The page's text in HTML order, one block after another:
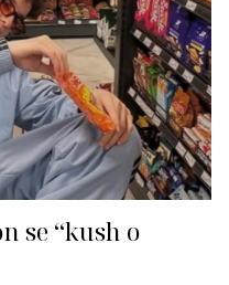
se “kush o